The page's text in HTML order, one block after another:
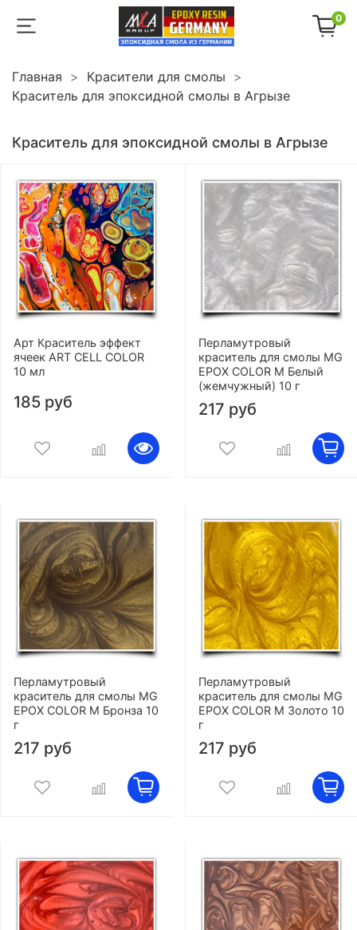
0
Главная
Красители для смолы
Краситель для эпоксидной смолы в Агрызе
Краситель для эпоксидной смолы в Агрызе
Арт Краситель эффект
ячеек ART CELL COLOR
10 мл
185 руб
Перламутровый
краситель для смолы MG
EPOX COLOR M Белый
(жемчужный) 10 г
217 руб
Перламутровый
краситель для смолы MG
EPOX COLOR M Бронза 10
г
217 руб
Перламутровый
краситель для смолы MG
EPOX COLOR M Золото 10
г
217 руб